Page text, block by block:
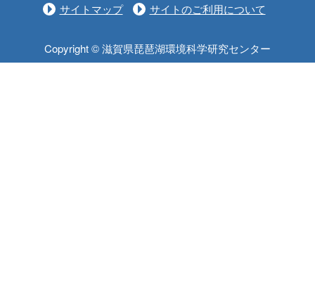
サイトマップ サイトのご利用について
Copyright © 滋賀県琵琶湖環境科学研究センター